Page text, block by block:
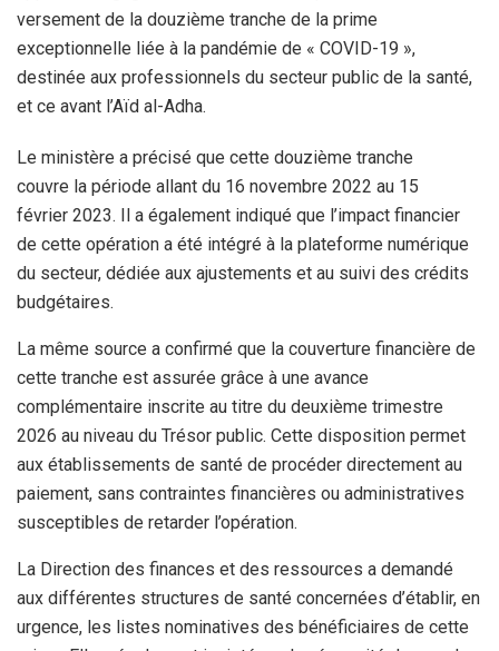
versement de la douzième tranche de la prime
exceptionnelle liée à la pandémie de « COVID-19 »,
destinée aux professionnels du secteur public de la santé,
et ce avant l’Aïd al-Adha.
Le ministère a précisé que cette douzième tranche
couvre la période allant du 16 novembre 2022 au 15
février 2023. Il a également indiqué que l’impact financier
de cette opération a été intégré à la plateforme numérique
du secteur, dédiée aux ajustements et au suivi des crédits
budgétaires.
La même source a confirmé que la couverture financière de
cette tranche est assurée grâce à une avance
complémentaire inscrite au titre du deuxième trimestre
2026 au niveau du Trésor public. Cette disposition permet
aux établissements de santé de procéder directement au
paiement, sans contraintes financières ou administratives
susceptibles de retarder l’opération.
La Direction des finances et des ressources a demandé
aux différentes structures de santé concernées d’établir, en
urgence, les listes nominatives des bénéficiaires de cette